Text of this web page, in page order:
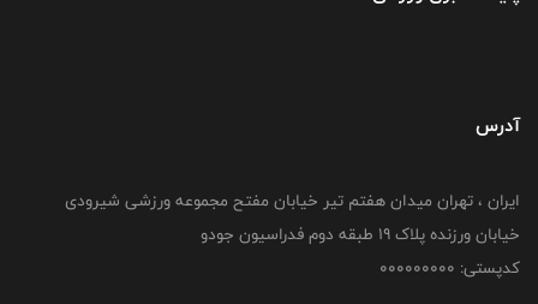
آدرس
ایران ، تهران میدان هفتم تیر خیابان مفتح مجموعه ورزشی شیرودی
خیابان ورزنده پلاک ۱۹ طبقه دوم فدراسیون جودو
کدپستی: 000000000